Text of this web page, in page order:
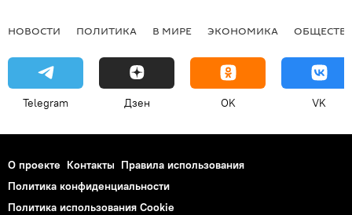
НОВОСТИ ПОЛИТИКА В МИРЕ ЭКОНОМИКА
Telegram Дзен OK VK
О проекте Контакты Правила использования
Политика конфиденциальности
Политика использования Cookie